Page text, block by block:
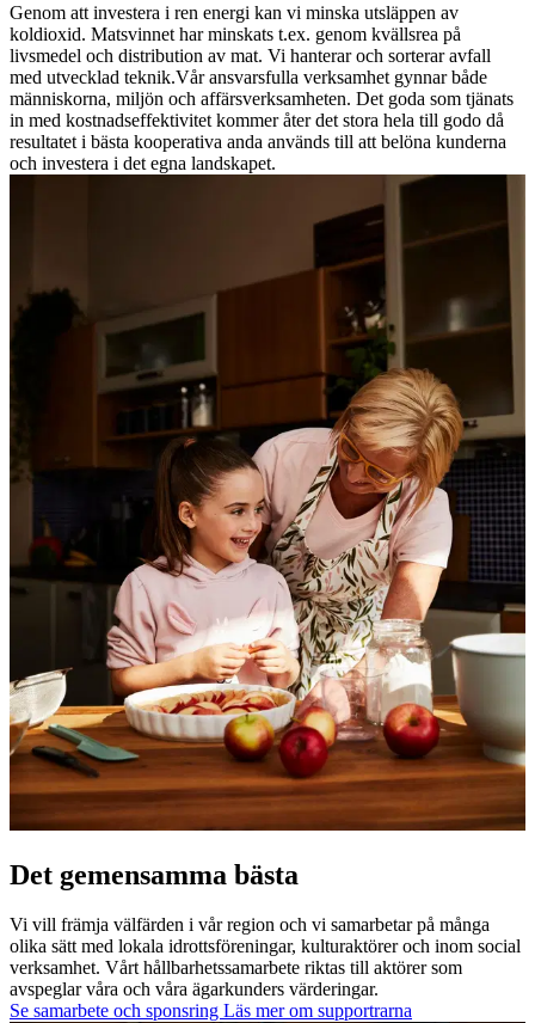
Genom att investera i ren energi kan vi minska utsläppen av
koldioxid. Matsvinnet har minskats t.ex. genom kvällsrea på
livsmedel och distribution av mat. Vi hanterar och sorterar avfall
med utvecklad teknik.Vår ansvarsfulla verksamhet gynnar både
människorna, miljön och affärsverksamheten. Det goda som tjänats
in med kostnadseffektivitet kommer åter det stora hela till godo då
resultatet i bästa kooperativa anda används till att belöna kunderna
och investera i det egna landskapet.
Det gemensamma bästa
Vi vill främja välfärden i vår region och vi samarbetar på många
olika sätt med lokala idrottsföreningar, kulturaktörer och inom social
verksamhet. Vårt hållbarhetssamarbete riktas till aktörer som
avspeglar våra och våra ägarkunders värderingar.
Se samarbete och sponsring Läs mer om supportrarna